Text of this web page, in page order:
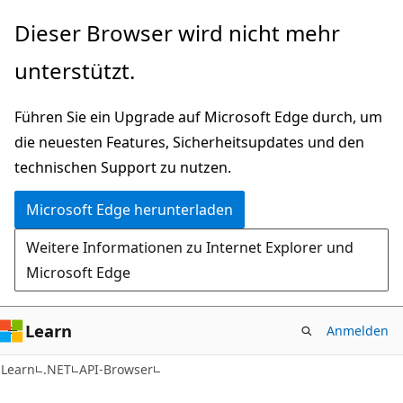
Zu
wechseln
Zur
springen
Dieser Browser wird nicht mehr
unterstützt.
Führen Sie ein Upgrade auf Microsoft Edge durch, um
die neuesten Features, Sicherheitsupdates und den
technischen Support zu nutzen.
Microsoft Edge herunterladen
Weitere Informationen zu Internet Explorer und
Microsoft Edge
Learn Anmelden
Learn .NET API-Browser